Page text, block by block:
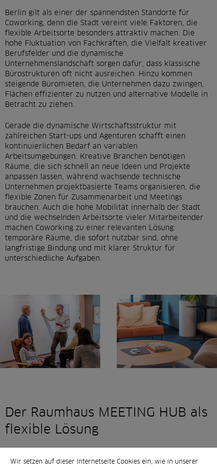
Berlin gilt als einer der spannendsten Standorte für
Coworking, denn die Stadt vereint viele Faktoren, die
flexible Arbeitsorte besonders attraktiv machen. Die
hohe Fluktuation von Fachkräften, die Vielfalt kreativer
Berufsfelder und die dynamische
Unternehmenslandschaft sorgen dafür, dass klassische
Bürostrukturen oft nicht ausreichen. Hinzu kommen
steigende Büromieten, die Unternehmen dazu zwingen,
Flächen effizienter zu nutzen und alternative Modelle in
Betracht zu ziehen.
Gerade die dynamische Wirtschaftsstruktur mit
zahlreichen Start-ups und Agenturen schafft einen
kontinuierlichen Bedarf an variablen
Arbeitsumgebungen. Kreative Branchen benötigen
Räume, die sich schnell an neue Ideen und Projekte
anpassen lassen, während wachsende technische
Unternehmen projektbasierte Teams organisieren, die
flexible Zonen für Zusammenarbeit und Meetings
brauchen. Auch die hohe Mobilität innerhalb der Stadt
und die wechselnden Arbeitsorte vieler Mitarbeitender
machen Coworking zu einer relevanten Lösung:
temporäre Räume, die sofort nutzbar sind, ohne
langfristige Bindung und mit klarer Struktur für
unterschiedliche Aufgaben.
Der Raumhaus MEETING HUB als
flexible Lösung
zusätzlicher Raum: Er ist ein Ort, der sich den
Wir setzen auf dieser Internetseite Cookies ein, wie in unserer